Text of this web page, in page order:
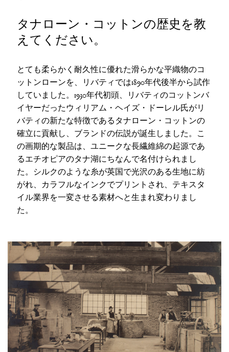
タナローン・コットンの歴史を教
えてください。
とても柔らかく耐久性に優れた滑らかな平織物のコ
ットンローンを、リバティでは1890年代後半から試作
していました。1930年代初頭、リバティのコットンバ
イヤーだったウィリアム・ヘイズ・ドーレル氏がリ
バティの新たな特徴であるタナローン・コットンの
確立に貢献し、ブランドの伝説が誕生しました。こ
の画期的な製品は、ユニークな長繊維綿の起源であ
るエチオピアのタナ湖にちなんで名付けられまし
た。シルクのような糸が英国で光沢のある生地に紡
がれ、カラフルなインクでプリントされ、テキスタ
イル業界を一変させる素材へと生まれ変わりまし
た。